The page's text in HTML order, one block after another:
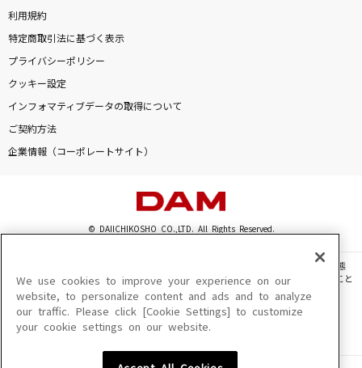
利用規約
特定商取引法に基づく表示
プライバシーポリシー
クッキー設定
インフォマティブデータの取得について
ご契約方法
企業情報（コーポレートサイト）
© DAIICHIKOSHO CO.,LTD. All Rights Reserved.
このサイトに掲載されている一切の文章・画像・写真・動画・音声等を、手段や形態
を問わず、著作権法の定める範囲を超えて無断で複製、転載、ファイル化などすること
を禁じます。
楽曲及びコンテンツは、機種によりご利用いただけない場合があります。
楽曲及びコンテンツの配信日、配信内容が変更になる場合があります。
We use cookies to improve your experience on our
website, to personalize content and ads and to analyze
our traffic. Please click [Cookie Settings] to customize
your cookie settings on our website.